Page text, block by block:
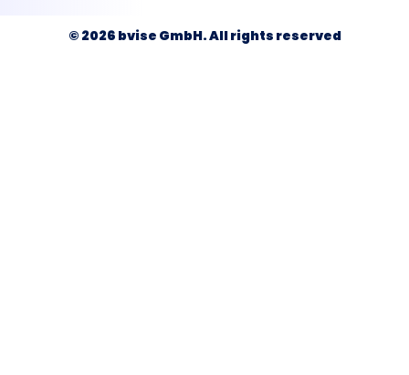
© 2026 bvise GmbH. All rights reserved